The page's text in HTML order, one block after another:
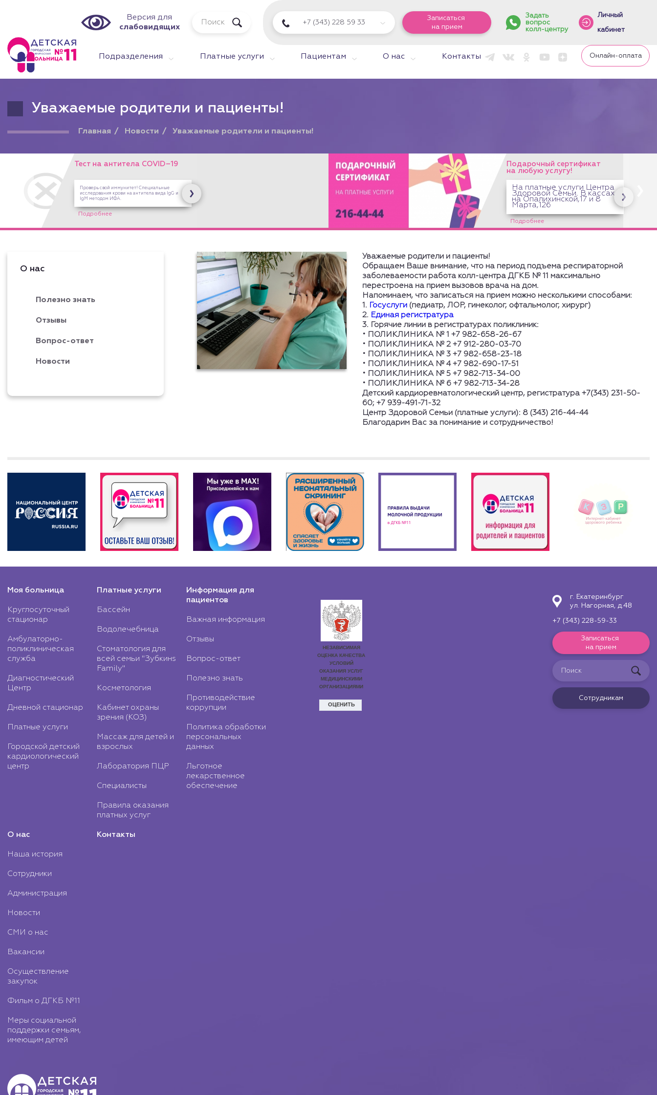
Версия для
слабовидящих
+7 (343) 228 59 33
Записаться
на прием
Задать
вопрос
колл-центру
Личный
кабинет
Подразделения Платные услуги Пациентам О нас Контакты Онлайн-оплата
Уважаемые родители и пациенты!
Главная Новости Уважаемые родители и пациенты!
Тест на антитела COVID–19
Проверь свой иммунитет! Специальные
исследования крови на антитела вида IgG и
IgM методом ИФА.
Подробнее
Подарочный сертификат
на любую услугу!
На платные услуги Центра
Здоровой Семьи. В кассах
на Опалихинской,17 и 8
Марта,126
Подробнее
О нас
Полезно знать
Отзывы
Вопрос-ответ
Новости
Уважаемые родители и пациенты!
Обращаем Ваше внимание, что на период подъема респираторной
заболеваемости работа колл-центра ДГКБ № 11 максимально
перестроена на прием вызовов врача на дом.
Напоминаем, что записаться на прием можно несколькими способами:
1.
Госуслуги (педиатр, ЛОР, гинеколог, офтальмолог, хирург)
2. Единая регистратура
3. Горячие линии в регистратурах поликлиник:
• ПОЛИКЛИНИКА № 1 +7 982-658-26-67
• ПОЛИКЛИНИКА № 2 +7 912-280-03-70
• ПОЛИКЛИНИКА № 3 +7 982-658-23-18
• ПОЛИКЛИНИКА № 4 +7 982-690-17-51
• ПОЛИКЛИНИКА № 5 +7 982-713-34-00
• ПОЛИКЛИНИКА № 6 +7 982-713-34-28
Детский кардиоревматологический центр, регистратура +7(343) 231-50-
60; +7 939-491-71-32
Центр Здоровой Семьи (платные услуги): 8 (343) 216-44-44
Благодарим Вас за понимание и сотрудничество!
Моя больница
Круглосуточный
стационар
Амбулаторно-
поликлиническая
служба
Диагностический
Центр
Дневной стационар
Платные услуги
Городской детский
кардиологический
центр
Платные услуги
Бассейн
Водолечебница
Стоматология для
всей семьи "Зубкинs
Family"
Косметология
Кабинет охраны
зрения (КОЗ)
Массаж для детей и
взрослых
Лаборатория ПЦР
Специалисты
Правила оказания
платных услуг
Информация для
пациентов
Важная информация
Отзывы
Вопрос-ответ
Полезно знать
Противодействие
коррупции
Политика обработки
персональных
данных
Льготное
лекарственное
обеспечение
О нас
Наша история
Сотрудники
Администрация
Новости
СМИ о нас
Вакансии
Осуществление
закупок
Фильм о ДГКБ №11
Меры социальной
поддержки семьям,
имеющим детей
Контакты
г. Екатеринбург
ул. Нагорная, д.48
+7 (343) 228-59-33
Записаться
на прием
Сотрудникам